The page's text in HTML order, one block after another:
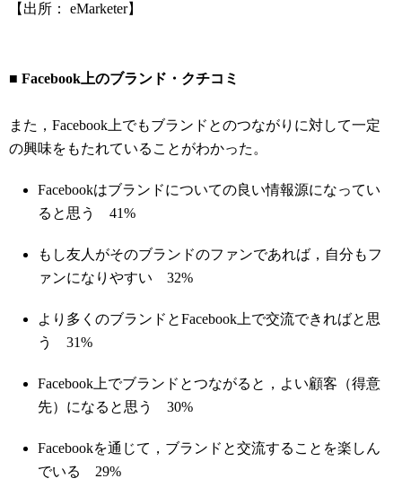
【出所： eMarketer】
■ Facebook上のブランド・クチコミ
また，Facebook上でもブランドとのつながりに対して一定
の興味をもたれていることがわかった。
Facebookはブランドについての良い情報源になってい
ると思う 41%
もし友人がそのブランドのファンであれば，自分もフ
ァンになりやすい 32%
より多くのブランドとFacebook上で交流できればと思
う 31%
Facebook上でブランドとつながると，よい顧客（得意
先）になると思う 30%
Facebookを通じて，ブランドと交流することを楽しん
でいる 29%